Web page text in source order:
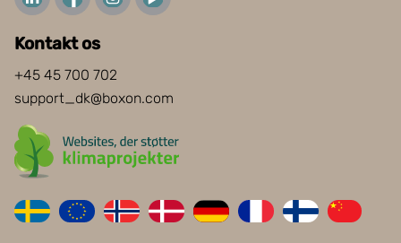
Kontakt os
+45 45 700 702
support_dk@boxon.com